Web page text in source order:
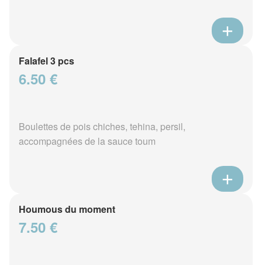
Falafel 3 pcs
6.50 €
Boulettes de pois chiches, tehina, persil,
accompagnées de la sauce toum
Houmous du moment
7.50 €